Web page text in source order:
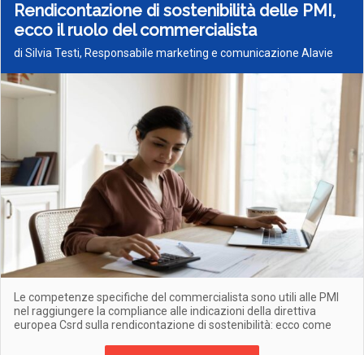
Rendicontazione di sostenibilità delle PMI,
ecco il ruolo del commercialista
di Silvia Testi, Responsabile marketing e comunicazione Alavie
Le competenze specifiche del commercialista sono utili alle PMI
nel raggiungere la compliance alle indicazioni della direttiva
europea Csrd sulla rendicontazione di sostenibilità: ecco come